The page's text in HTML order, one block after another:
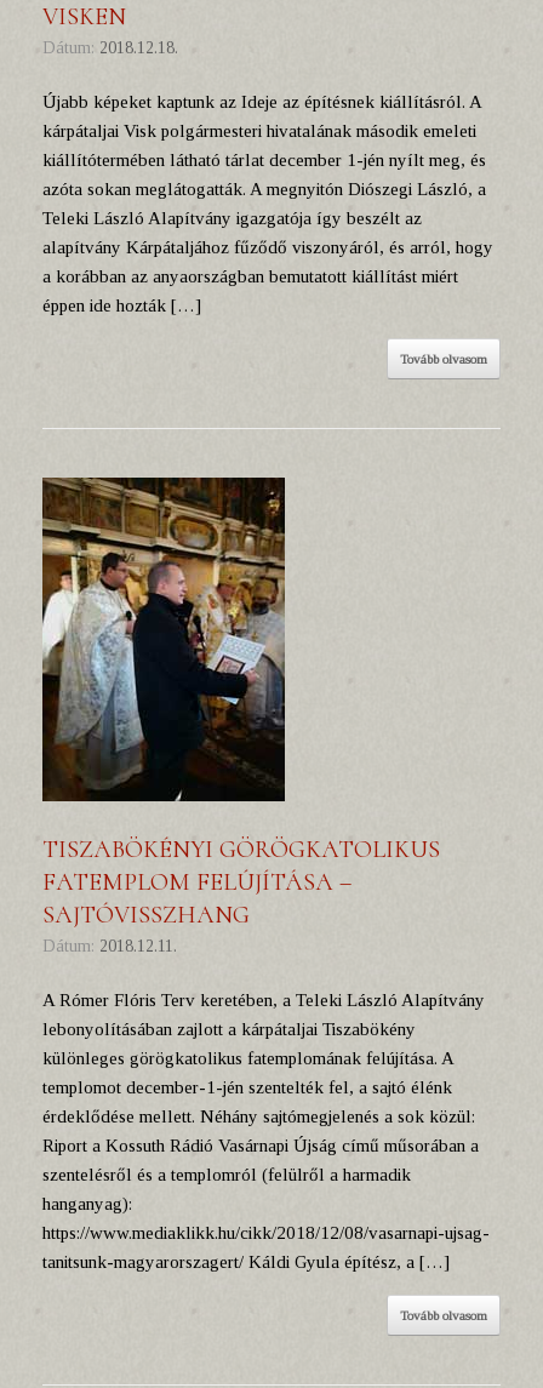
VISKEN
Dátum: 2018.12.18.
Újabb képeket kaptunk az Ideje az építésnek kiállításról. A
kárpátaljai Visk polgármesteri hivatalának második emeleti
kiállítótermében látható tárlat december 1-jén nyílt meg, és
azóta sokan meglátogatták. A megnyitón Diószegi László, a
Teleki László Alapítvány igazgatója így beszélt az
alapítvány Kárpátaljához fűződő viszonyáról, és arról, hogy
a korábban az anyaországban bemutatott kiállítást miért
éppen ide hozták […]
Tovább olvasom
TISZABÖKÉNYI GÖRÖGKATOLIKUS
FATEMPLOM FELÚJÍTÁSA –
SAJTÓVISSZHANG
Dátum: 2018.12.11.
A Rómer Flóris Terv keretében, a Teleki László Alapítvány
lebonyolításában zajlott a kárpátaljai Tiszabökény
különleges görögkatolikus fatemplomának felújítása. A
templomot december-1-jén szentelték fel, a sajtó élénk
érdeklődése mellett. Néhány sajtómegjelenés a sok közül:
Riport a Kossuth Rádió Vasárnapi Újság című műsorában a
szentelésről és a templomról (felülről a harmadik
hanganyag):
https://www.mediaklikk.hu/cikk/2018/12/08/vasarnapi-ujsag-
tanitsunk-magyarorszagert/ Káldi Gyula építész, a […]
Tovább olvasom